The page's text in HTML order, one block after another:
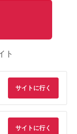
ト
サイトに行く
サイトに行く